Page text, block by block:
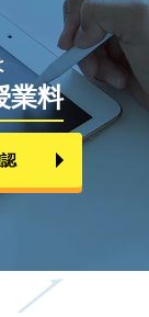
業料